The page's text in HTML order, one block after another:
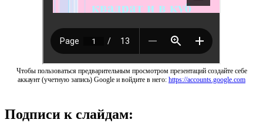
Чтобы пользоваться предварительным просмотром презентаций создайте себе
аккаунт (учетную запись) Google и войдите в него: https://accounts.google.com
Подписи к слайдам: